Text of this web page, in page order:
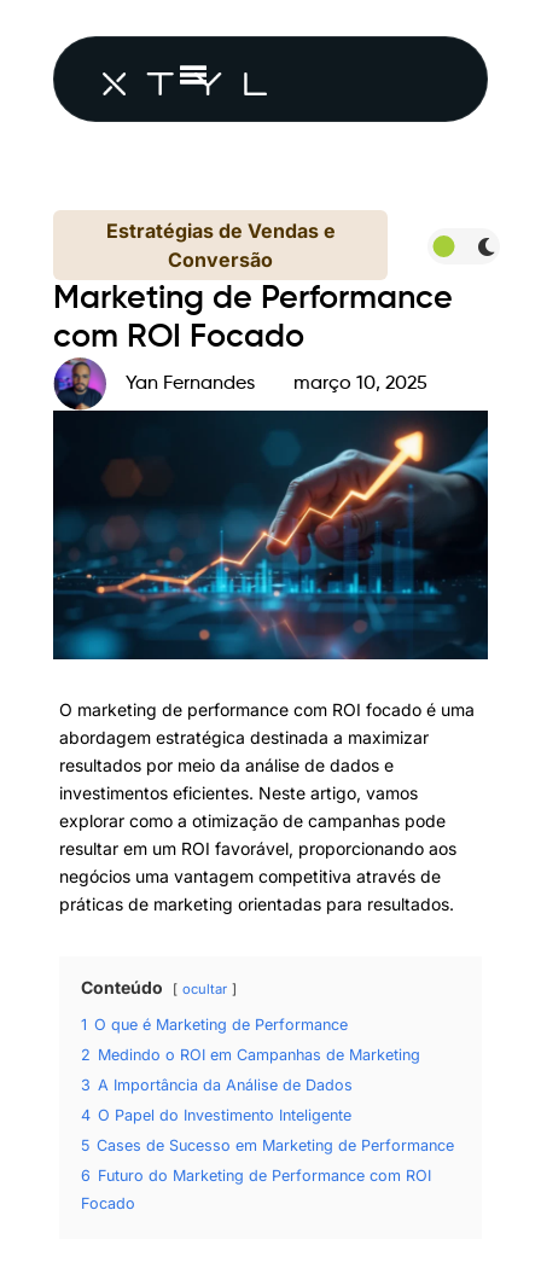
Estratégias de Vendas e
Conversão
Marketing de Performance
com ROI Focado
Yan Fernandes março 10, 2025
O marketing de performance com ROI focado é uma
abordagem estratégica destinada a maximizar
resultados por meio da análise de dados e
investimentos eficientes. Neste artigo, vamos
explorar como a otimização de campanhas pode
resultar em um ROI favorável, proporcionando aos
negócios uma vantagem competitiva através de
práticas de marketing orientadas para resultados.
Conteúdo ocultar
1 O que é Marketing de Performance
2 Medindo o ROI em Campanhas de Marketing
3 A Importância da Análise de Dados
4 O Papel do Investimento Inteligente
5 Cases de Sucesso em Marketing de Performance
6 Futuro do Marketing de Performance com ROI
Focado